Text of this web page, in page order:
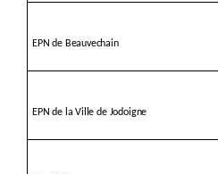
EPN de Beauvechain
EPN de la Ville de Jodoigne